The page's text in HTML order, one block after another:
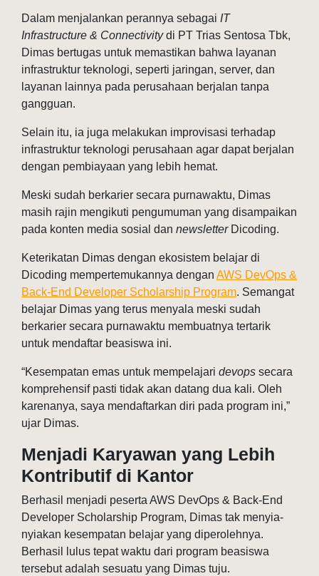
Dalam menjalankan perannya sebagai IT
Infrastructure & Connectivitydi PT Trias Sentosa Tbk,
Dimas bertugas untuk memastikan bahwa layanan
infrastruktur teknologi, seperti jaringan, server, dan
layanan lainnya pada perusahaan berjalan tanpa
gangguan.
Selain itu, ia juga melakukan improvisasi terhadap
infrastruktur teknologi perusahaan agar dapat berjalan
dengan pembiayaan yang lebih hemat.
Meski sudah berkarier secara purnawaktu, Dimas
masih rajin mengikuti pengumuman yang disampaikan
pada konten media sosial dan newsletterDicoding.
Keterikatan Dimas dengan ekosistem belajar di
Dicoding mempertemukannya dengan AWS DevOps &
Back-End Developer Scholarship Program. Semangat
belajar Dimas yang terus menyala meski sudah
berkarier secara purnawaktu membuatnya tertarik
untuk mendaftar beasiswa ini.
“Kesempatan emas untuk mempelajari devops secara
komprehensif pasti tidak akan datang dua kali. Oleh
karenanya, saya mendaftarkan diri pada program ini,”
ujar Dimas.
Menjadi Karyawan yang Lebih
Kontributif di Kantor
Berhasil menjadi peserta AWS DevOps & Back-End
Developer Scholarship Program, Dimas tak menyia-
nyiakan kesempatan belajar yang diperolehnya.
Berhasil lulus tepat waktu dari program beasiswa
tersebut adalah sesuatu yang Dimas tuju.